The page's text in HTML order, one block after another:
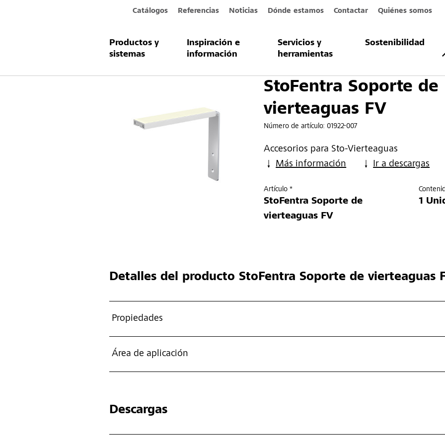
Catálogos Referencias Noticias Dónde estamos Contactar Quiénes somos
Productos y
sistemas
Inspiración e
información
Servicios y
herramientas
Sostenibilidad
Productos y sistemas StoFentra Soporte de vierteaguas FV
StoFentra Soporte de
vierteaguas FV
Número de artículo: 01922-007
Accesorios para Sto-Vierteaguas
Más información
Ir a descargas
Artículo *
StoFentra Soporte de
vierteaguas FV
1
Detalles del producto StoFentra Soporte de vierteaguas
Propiedades
Área de aplicación
Descargas